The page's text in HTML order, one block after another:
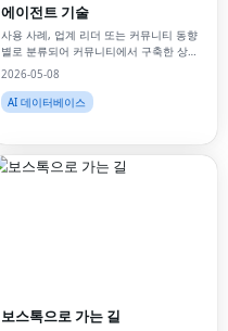
에이전트 기술
사용 사례, 업계 리더 또는 커뮤니티 동향
별로 분류되어 커뮤니티에서 구축한 상담
원 기술을 살펴보세요.
2026-05-08
AI 데이터베이스
보스톡으로 가는 길